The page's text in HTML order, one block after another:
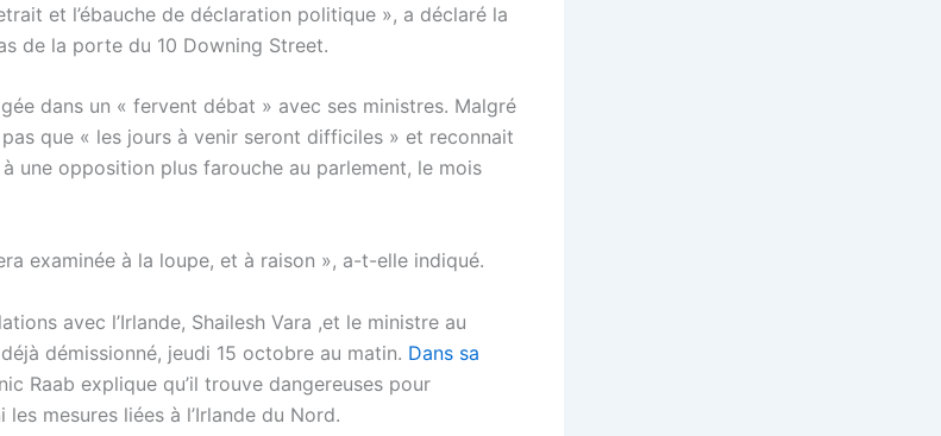
et l’ébauche de déclaration politique », a déclaré la
de la porte du 10 Downing Street.
dans un « fervent débat » avec ses ministres. Malgré
que « les jours à venir seront difficiles » et reconnait
une opposition plus farouche au parlement, le mois
examinée à la loupe, et à raison », a-t-elle indiqué.
avec l’Irlande, Shailesh Vara ,et le ministre au
démissionné, jeudi 15 octobre au matin. Dans sa
Raab explique qu’il trouve dangereuses pour
les mesures liées à l’Irlande du Nord.